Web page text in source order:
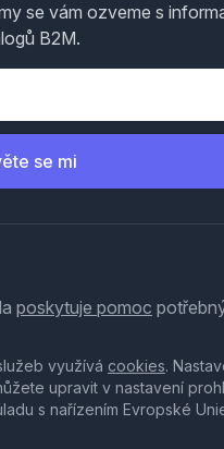
se vám ozveme s
B2M.
se mi
poskytuje pomoc
využívá cookies.
upravit v nastavení
s nařízením Evropské